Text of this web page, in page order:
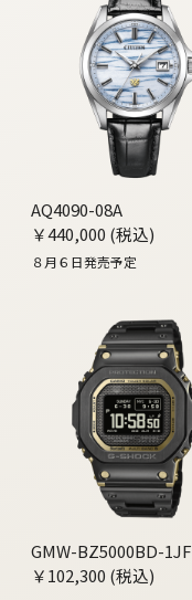
AQ4090-08A
￥440,000 (税込)
８月６日発売予定
GMW-BZ5000BD-1JF
￥102,300 (税込)